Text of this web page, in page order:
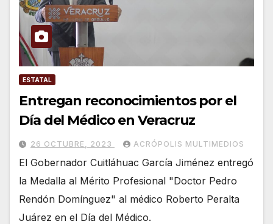
ESTATAL
Entregan reconocimientos por el
Día del Médico en Veracruz
26 OCTUBRE, 2023 ACRÓPOLIS MULTIMEDIOS
El Gobernador Cuitláhuac García Jiménez entregó
la Medalla al Mérito Profesional "Doctor Pedro
Rendón Domínguez" al médico Roberto Peralta
Juárez en el Día del Médico.